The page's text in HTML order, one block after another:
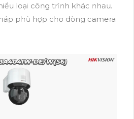
loại công trình khác nhau.
phù hợp cho dòng camera